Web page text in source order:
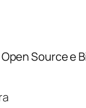
Source e